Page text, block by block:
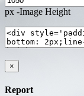
px -Image Height
×
Report